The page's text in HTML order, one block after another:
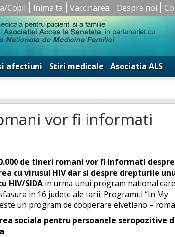
Copil Inima ta Vaccinarea Despre noi
afectiuni Stiri medicale
Asociatia ALS
vor fi informati
de tineri romani vor fi informati despre
cu virusul HIV dar si despre drepturile
HIV/SIDA in urma unui program national care
in 16 judete ale tarii. Programul “In My
este un program de cooperare elvetiano –
sociala pentru persoanele seropozitive